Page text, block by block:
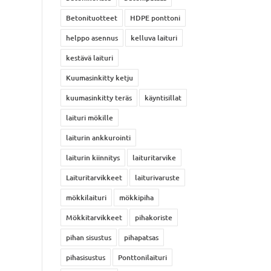
Betonituotteet
HDPE ponttoni
helppo asennus
kelluva laituri
kestävä laituri
Kuumasinkitty ketju
kuumasinkitty teräs
käyntisillat
laituri mökille
laiturin ankkurointi
laiturin kiinnitys
laituritarvike
Laituritarvikkeet
laiturivaruste
mökkilaituri
mökkipiha
Mökkitarvikkeet
pihakoriste
pihan sisustus
pihapatsas
pihasisustus
Ponttonilaituri